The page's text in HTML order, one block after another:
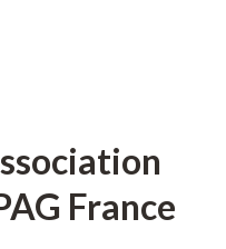
France